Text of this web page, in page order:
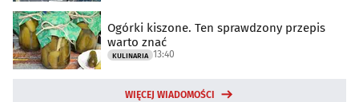
Ogórki kiszone. Ten sprawdzony przepis
warto znać
KULINARIA 13:40
WIĘCEJ WIADOMOŚCI